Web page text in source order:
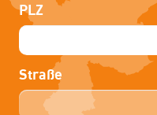
PLZ
Straße